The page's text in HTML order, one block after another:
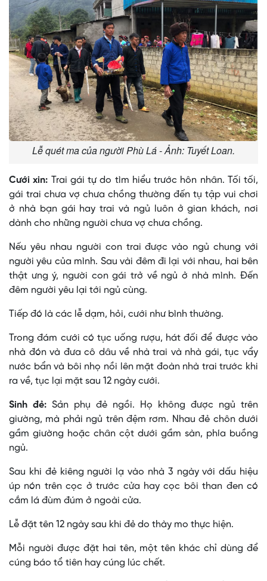
Lễ quét ma của người Phù Lá - Ảnh: Tuyết Loan.
Cưới xin: Trai gái tự do tìm hiểu trước hôn nhân. Tối tối,
gái trai chưa vợ chưa chồng thường đến tụ tập vui chơi
ở nhà bạn gái hay trai và ngủ luôn ở gian khách, nơi
dành cho những người chưa vợ chưa chồng.
Nếu yêu nhau người con trai được vào ngủ chung với
người yêu của mình. Sau vài đêm đi lại với nhau, hai bên
thật ưng ý, người con gái trở về ngủ ở nhà mình. Ðến
đêm người yêu lại tới ngủ cùng.
Tiếp đó là các lễ dạm, hỏi, cưới như bình thường.
Trong đám cưới có tục uống rượu, hát đối để được vào
nhà đón và đưa cô dâu về nhà trai và nhà gái, tục vẩy
nước bẩn và bôi nhọ nồi lên mặt đoàn nhà trai trước khi
ra về, tục lại mặt sau 12 ngày cưới.
Sinh đẻ: Sản phụ đẻ ngồi. Họ không được ngủ trên
giường, mà phải ngủ trên đệm rơm. Nhau đẻ chôn dưới
gầm giường hoặc chân cột dưới gầm sàn, phía buồng
ngủ.
Sau khi đẻ kiêng người lạ vào nhà 3 ngày với dấu hiệu
úp nón trên cọc ở trước cửa hay cọc bôi than đen có
cắm lá đùm đúm ở ngoài cửa.
Lễ đặt tên 12 ngày sau khi đẻ do thày mo thực hiện.
Mỗi người được đặt hai tên, một tên khác chỉ dùng để
cúng báo tổ tiên hay cúng lúc chết.